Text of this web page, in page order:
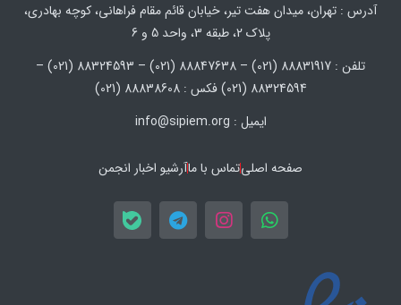
آدرس : تهران، میدان هفت تیر، خیابان قائم مقام فراهانی، کوچه بهادری،
پلاک 2، طبقه 3، واحد 5 و 6
تلفن : 88831917 (021) – 88847638 (021) – 88324593 (021) –
88324594 (021) فکس : 88838608 (021)
ایمیل : info@sipiem.org
صفحه اصلیتماس با ماآرشیو اخبار انجمن